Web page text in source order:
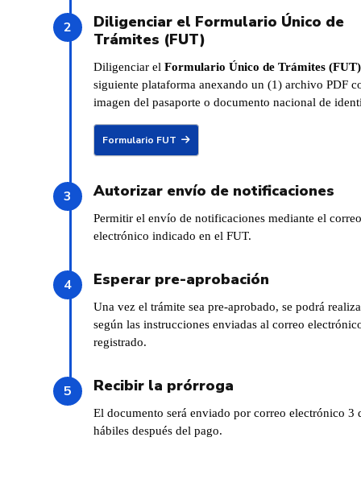
Diligenciar el Formulario Único de
Trámites (FUT)
Diligenciar el Formulario Único de Trámites
siguiente plataforma anexando un (1) archivo PDF
imagen del pasaporte o documento nacional de
Formulario FUT
Autorizar envío de notificaciones
Permitir el envío de notificaciones mediante el correo
electrónico indicado en el FUT.
Esperar pre-aprobación
Una vez el trámite sea pre-aprobado, se podrá
según las instrucciones enviadas al correo
registrado.
Recibir la prórroga
El documento será enviado por correo electrónico 3
hábiles después del pago.